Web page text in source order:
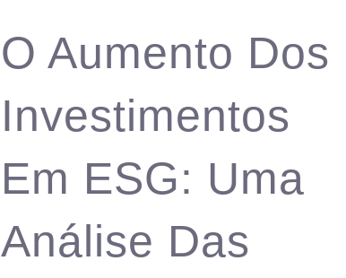
O Aumento Dos
Investimentos
Em ESG: Uma
Análise Das